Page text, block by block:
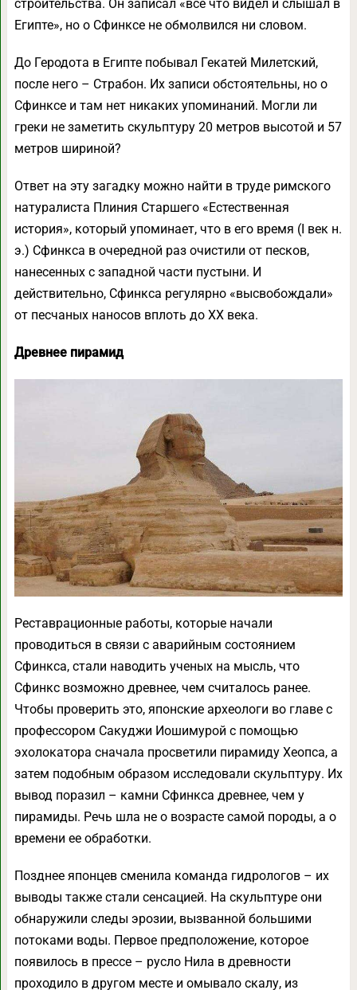
строительства. Он записал «все что видел и слышал в
Египте», но о Сфинксе не обмолвился ни словом.
До Геродота в Египте побывал Гекатей Милетский,
после него – Страбон. Их записи обстоятельны, но о
Сфинксе и там нет никаких упоминаний. Могли ли
греки не заметить скульптуру 20 метров высотой и 57
метров шириной?
Ответ на эту загадку можно найти в труде римского
натуралиста Плиния Старшего «Естественная
история», который упоминает, что в его время (I век н.
э.) Сфинкса в очередной раз очистили от песков,
нанесенных с западной части пустыни. И
действительно, Сфинкса регулярно «высвобождали»
от песчаных наносов вплоть до XX века.
Древнее пирамид
Реставрационные работы, которые начали
проводиться в связи с аварийным состоянием
Сфинкса, стали наводить ученых на мысль, что
Сфинкс возможно древнее, чем считалось ранее.
Чтобы проверить это, японские археологи во главе с
профессором Сакуджи Иошимурой с помощью
эхолокатора сначала просветили пирамиду Хеопса, а
затем подобным образом исследовали скульптуру. Их
вывод поразил – камни Сфинкса древнее, чем у
пирамиды. Речь шла не о возрасте самой породы, а о
времени ее обработки.
Позднее японцев сменила команда гидрологов – их
выводы также стали сенсацией. На скульптуре они
обнаружили следы эрозии, вызванной большими
потоками воды. Первое предположение, которое
появилось в прессе – русло Нила в древности
проходило в другом месте и омывало скалу, из